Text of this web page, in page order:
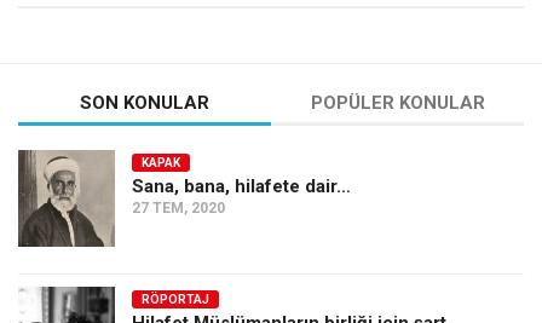
Kategoriler
Kültür Sanat
Kitap
Karisi kitap sualleri
7 soruda bu hafta
SON KONULAR POPÜLER KONULAR
KAPAK
Sana, bana, hilafete dair…
27 TEM, 2020
RÖPORTAJ